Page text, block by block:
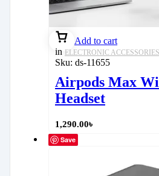
Add to cart
in ELECTRONIC ACCESSORIES
Sku: ds-11655
Airpods Max
Headset
1,290.00৳
Save